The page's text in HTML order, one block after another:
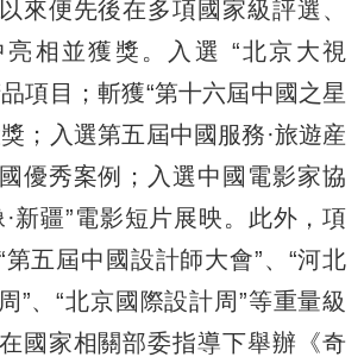
來便先後在多項國家級評選、
相並獲獎。入選 “北京大視
項目；斬獲“第十六屆中國之星
；入選第五屆中國服務·旅遊産
優秀案例；入選中國電影家協
新疆”電影短片展映。此外，項
第五屆中國設計師大會”、“河北
”、“北京國際設計周”等重量級
國家相關部委指導下舉辦《奇